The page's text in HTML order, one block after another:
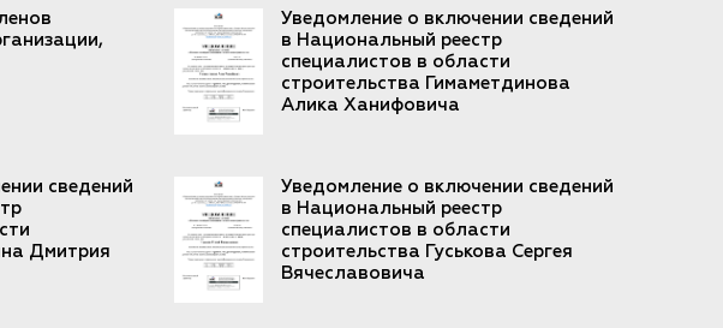
Уведомление о включении сведений
в Национальный реестр
специалистов в области
строительства Гимаметдинова
Алика Ханифовича
сведений
Дмитрия
Уведомление о включении сведений
в Национальный реестр
специалистов в области
строительства Гуськова Сергея
Вячеславовича